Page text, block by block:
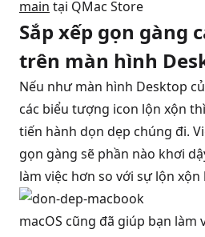
main tại QMac Store
Sắp xếp gọn gàng
trên màn hình
Nếu như màn hình Desktop
các biểu tượng icon lộn xộn
tiến hành dọn dẹp chúng đi.
gọn gàng sẽ phần nào khơi
làm việc hơn so với sự lộn xộn
macOS cũng đã giúp bạn làm